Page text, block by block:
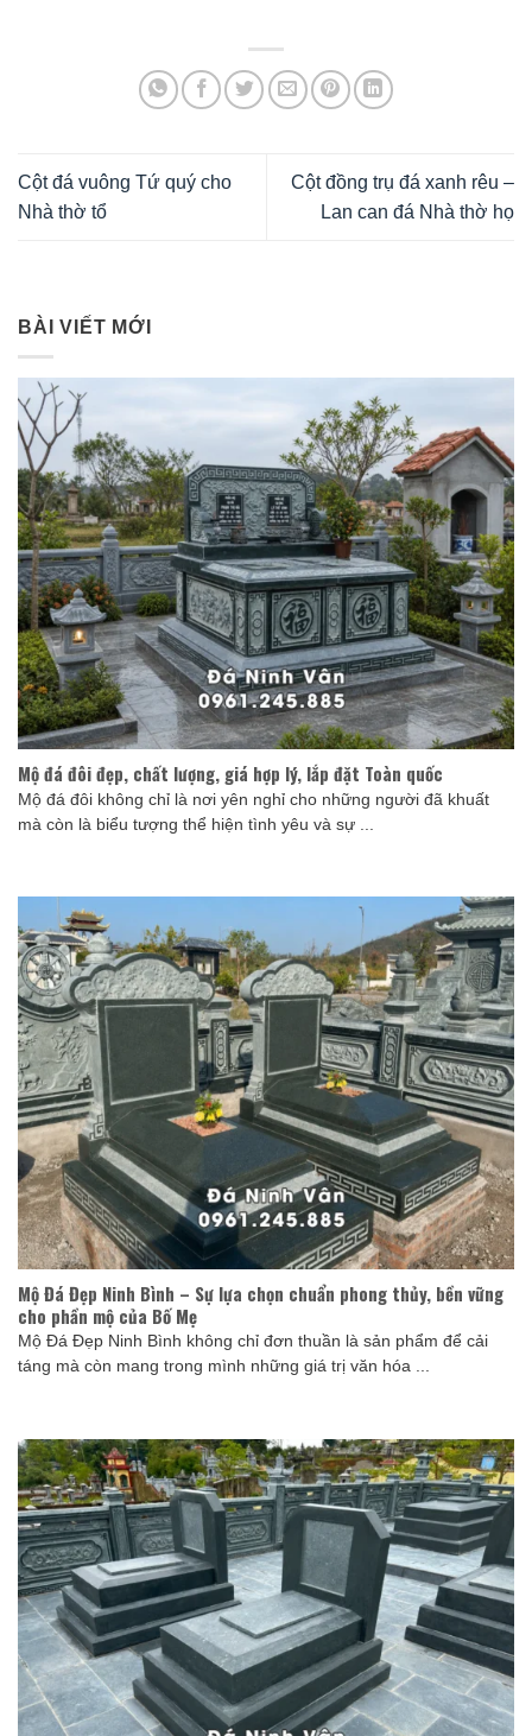
Cột đá vuông Tứ quý cho
Nhà thờ tổ
Cột đồng trụ đá xanh rêu –
Lan can đá Nhà thờ họ
BÀI VIẾT MỚI
Mộ đá đôi đẹp, chất lượng, giá hợp lý, lắp đặt Toàn quốc
Mộ đá đôi không chỉ là nơi yên nghỉ cho những người đã khuất
mà còn là biểu tượng thể hiện tình yêu và sự ...
Mộ Đá Đẹp Ninh Bình – Sự lựa chọn chuẩn phong thủy, bền vững
cho phần mộ của Bố Mẹ
Mộ Đá Đẹp Ninh Bình không chỉ đơn thuần là sản phẩm để cải
táng mà còn mang trong mình những giá trị văn hóa ...